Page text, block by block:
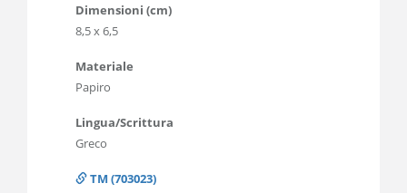
Dimensioni (cm)
8,5 x 6,5
Materiale
Papiro
Lingua/Scrittura
Greco
TM (703023)